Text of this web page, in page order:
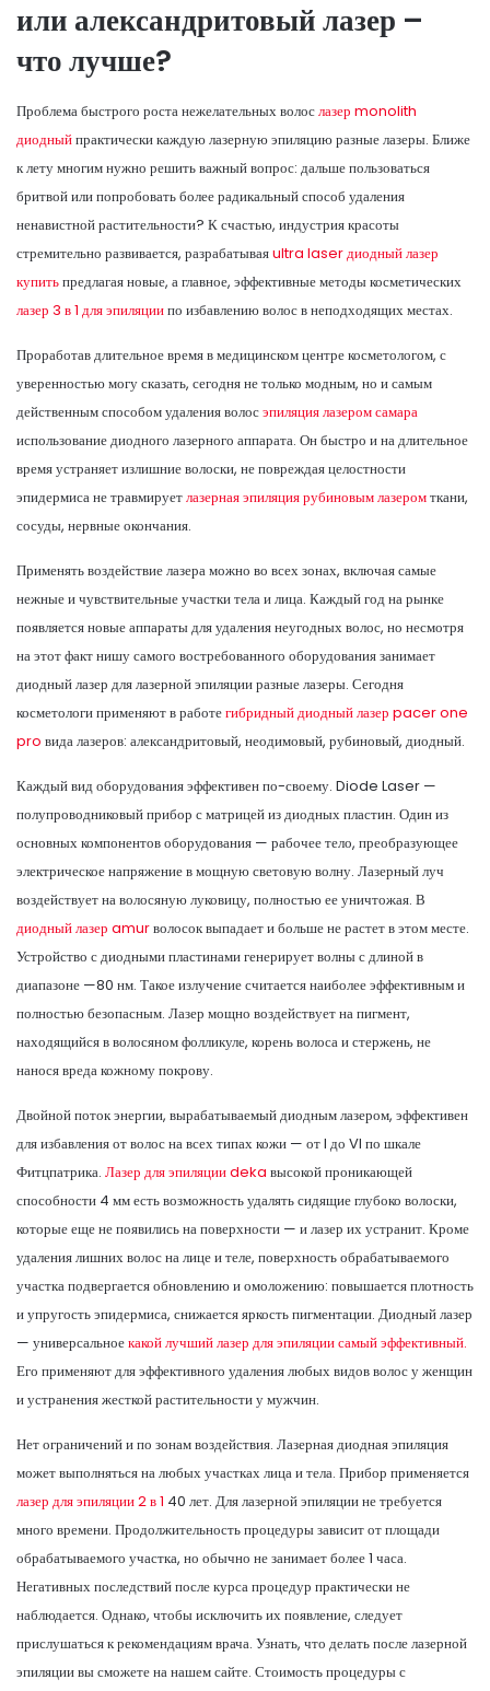
или александритовый лазер –
что лучше?
Проблема быстрого роста нежелательных волослазер monolith
диодныйпрактически каждую лазерную эпиляцию разные лазеры. Ближе
к лету многим нужно решить важный вопрос: дальше пользоваться
бритвой или попробовать более радикальный способ удаления
ненавистной растительности? К счастью, индустрия красоты
стремительно развивается, разрабатываяultra laser диодный лазер
купитьпредлагая новые, а главное, эффективные методы косметических
лазер 3 в 1 для эпиляциипо избавлению волос в неподходящих местах.
Проработав длительное время в медицинском центре косметологом, с
уверенностью могу сказать, сегодня не только модным, но и самым
действенным способом удаления волосэпиляция лазером самара
использование диодного лазерного аппарата. Он быстро и на длительное
время устраняет излишние волоски, не повреждая целостности
эпидермиса не травмируетлазерная эпиляция рубиновым лазеромткани,
сосуды, нервные окончания.
Применять воздействие лазера можно во всех зонах, включая самые
нежные и чувствительные участки тела и лица. Каждый год на рынке
появляется новые аппараты для удаления неугодных волос, но несмотря
на этот факт нишу самого востребованного оборудования занимает
диодный лазер для лазерной эпиляции разные лазеры. Сегодня
косметологи применяют в работегибридный диодный лазер pacer one
pro вида лазеров: александритовый, неодимовый, рубиновый, диодный.
Каждый вид оборудования эффективен по-своему. Diode Laser —
полупроводниковый прибор с матрицей из диодных пластин. Один из
основных компонентов оборудования — рабочее тело, преобразующее
электрическое напряжение в мощную световую волну. Лазерный луч
воздействует на волосяную луковицу, полностью ее уничтожая. В
диодный лазер amurволосок выпадает и больше не растет в этом месте.
Устройство с диодными пластинами генерирует волны с длиной в
диапазоне —80 нм. Такое излучение считается наиболее эффективным и
полностью безопасным. Лазер мощно воздействует на пигмент,
находящийся в волосяном фолликуле, корень волоса и стержень, не
нанося вреда кожному покрову.
Двойной поток энергии, вырабатываемый диодным лазером, эффективен
для избавления от волос на всех типах кожи — от I до VI по шкале
Фитцпатрика. Лазер для эпиляции deka высокой проникающей
способности 4 мм есть возможность удалять сидящие глубоко волоски,
которые еще не появились на поверхности — и лазер их устранит. Кроме
удаления лишних волос на лице и теле, поверхность обрабатываемого
участка подвергается обновлению и омоложению: повышается плотность
и упругость эпидермиса, снижается яркость пигментации. Диодный лазер
— универсальноекакой лучший лазер для эпиляции самый эффективный.
Его применяют для эффективного удаления любых видов волос у женщин
и устранения жесткой растительности у мужчин.
Нет ограничений и по зонам воздействия. Лазерная диодная эпиляция
может выполняться на любых участках лица и тела. Прибор применяется
лазер для эпиляции 2 в 1 40 лет. Для лазерной эпиляции не требуется
много времени. Продолжительность процедуры зависит от площади
обрабатываемого участка, но обычно не занимает более 1 часа.
Негативных последствий после курса процедур практически не
наблюдается. Однако, чтобы исключить их появление, следует
прислушаться к рекомендациям врача. Узнать, что делать после лазерной
эпиляции вы сможете на нашем сайте. Стоимость процедуры с